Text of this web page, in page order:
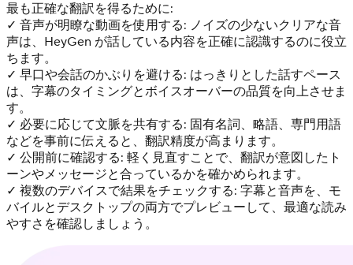
最も正確な翻訳を得るために:
✓ 音声が明瞭な動画を使用する: ノイズの少ないクリアな音
声は、HeyGen が話している内容を正確に認識するのに役立
ちます。
✓ 早口や会話のかぶりを避ける: はっきりとした話すペース
は、字幕のタイミングとボイスオーバーの品質を向上させま
す。
✓ 必要に応じて文脈を共有する: 固有名詞、略語、専門用語
などを事前に伝えると、翻訳精度が高まります。
✓ 公開前に確認する: 軽く見直すことで、翻訳が意図したト
ーンやメッセージと合っているかを確かめられます。
✓ 複数のデバイスで結果をチェックする: 字幕と音声を、モ
バイルとデスクトップの両方でプレビューして、最適な読み
やすさを確認しましょう。